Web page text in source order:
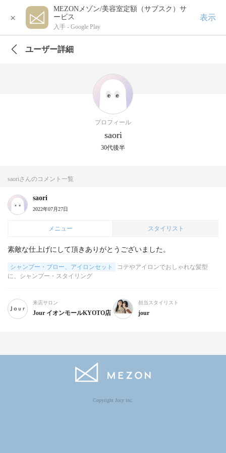
×
MEZONメゾン/美容室定額（サブスク）サ
ービス
入手 - Google Play
表示
ユーザー詳細
プロフィール
saori
30代後半
saoriさんのコメント一覧
saori
2022年07月27日
メニュー スタイリスト
シャンプー・ブロー、アイロンセット
コテやアイロンでおしゃれな髪型
に、シャンプー・スタイリング
来店サロン
Jour イオンモールKYOTO店
担当スタイリスト
jour
Copyright Jocy inc.